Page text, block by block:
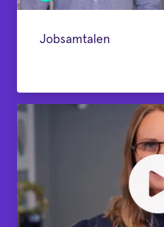
Jobsamtalen